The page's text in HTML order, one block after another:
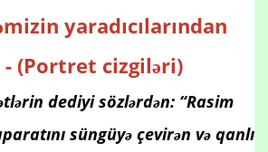
yaradıcılarından
(Portret cizgiləri)
dediyi sözlərdən: “Rasim
süngüyə çevirən və qanlı